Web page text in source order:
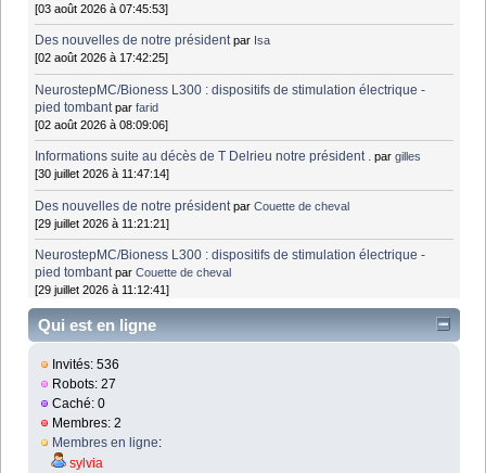
[03 août 2026 à 07:45:53]
Des nouvelles de notre président par Isa
[02 août 2026 à 17:42:25]
NeurostepMC/Bioness L300 : dispositifs de stimulation électrique -
pied tombant parfarid
[02 août 2026 à 08:09:06]
Informations suite au décès de T Delrieu notre président . pargilles
[30 juillet 2026 à 11:47:14]
Des nouvelles de notre président parCouette de cheval
[29 juillet 2026 à 11:21:21]
NeurostepMC/Bioness L300 : dispositifs de stimulation électrique -
pied tombant parCouette de cheval
[29 juillet 2026 à 11:12:41]
Qui est en ligne
Invités: 536
Robots: 27
Caché: 0
Membres: 2
Membres en ligne:
sylvia